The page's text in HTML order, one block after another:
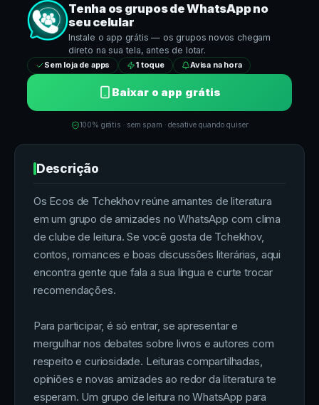
Tenha os grupos deWhatsAppno
seu celular
Instale o app grátis — os grupos novos chegam
direto na sua tela, antes de lotar.
Sem loja de apps 1 toque Avisa na hora
Baixar o app grátis
100% grátis · sem spam · desative quando quiser
Descrição
Os Ecos de Tchekhov reúne amantes de literatura
em um grupo de amizades no WhatsApp com clima
de clube de leitura. Se você gosta de Tchekhov,
contos, romances e boas discussões literárias, aqui
encontra gente que fala a sua língua e curte trocar
recomendações.
Para participar, é só entrar, se apresentar e
mergulhar nos debates sobre livros e autores com
respeito e curiosidade. Leituras compartilhadas,
opiniões e novas amizades ao redor da literatura te
esperam. Um grupo de leitura no WhatsApp para